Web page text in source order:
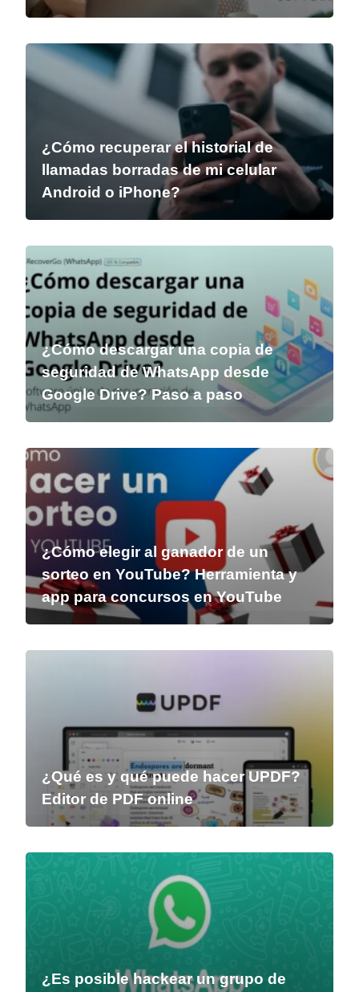
¿Cómo recuperar el historial de
llamadas borradas de mi celular
Android o iPhone?
¿Cómo descargar una copia de
seguridad de WhatsApp desde
Google Drive? Paso a paso
¿Cómo elegir al ganador de un
sorteo en YouTube? Herramienta y
app para concursos en YouTube
¿Qué es y qué puede hacer UPDF?
Editor de PDF online
¿Es posible hackear un grupo de